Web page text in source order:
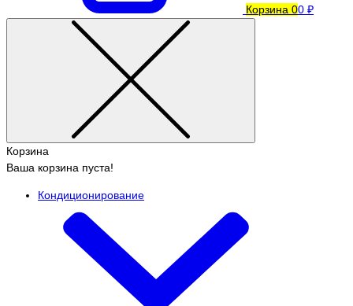
Корзина 00 ₽
Корзина
Ваша корзина пуста!
Кондиционирование